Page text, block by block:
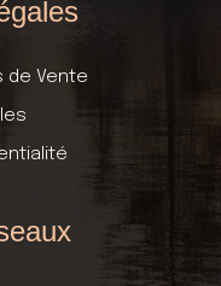
de Vente